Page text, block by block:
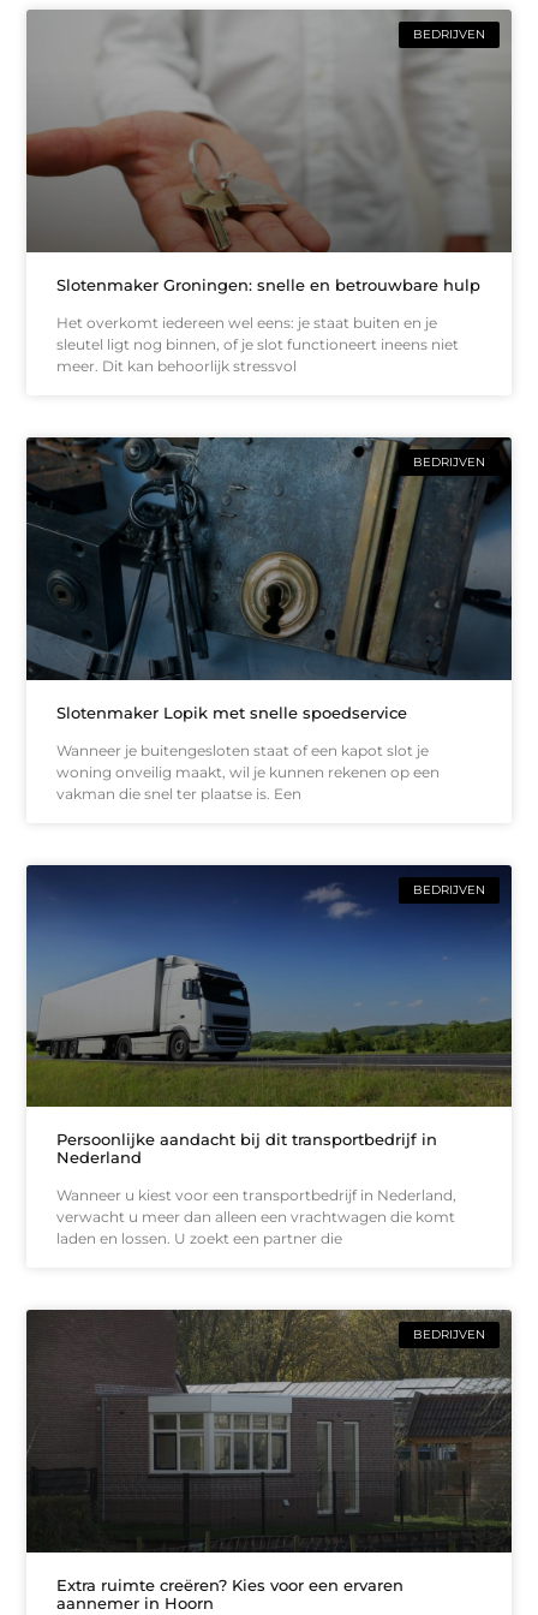
BEDRIJVEN
Slotenmaker Groningen: snelle en betrouwbare hulp
Het overkomt iedereen wel eens: je staat buiten en je
sleutel ligt nog binnen, of je slot functioneert ineens niet
meer. Dit kan behoorlijk stressvol
BEDRIJVEN
Slotenmaker Lopik met snelle spoedservice
Wanneer je buitengesloten staat of een kapot slot je
woning onveilig maakt, wil je kunnen rekenen op een
vakman die snel ter plaatse is. Een
BEDRIJVEN
Persoonlijke aandacht bij dit transportbedrijf in
Nederland
Wanneer u kiest voor een transportbedrijf in Nederland,
verwacht u meer dan alleen een vrachtwagen die komt
laden en lossen. U zoekt een partner die
BEDRIJVEN
Extra ruimte creëren? Kies voor een ervaren
aannemer in Hoorn